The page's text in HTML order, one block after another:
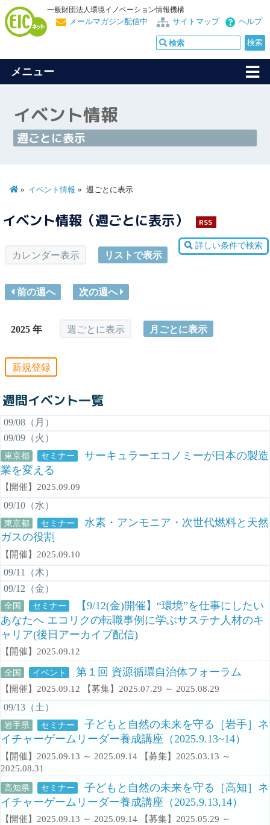
一般財団法人環境イノベーション情報機構
ヘルプ
サイトマップ
メールマガジン配信中
メニュー
イベント情報
週ごとに表示
イベント情報 週ごとに表示
イベント情報（週ごとに表示） RSS
詳しい条件で検索
カレンダー表示 リストで表示
前の週へ 次の週へ
2025 年 週ごとに表示 月ごとに表示
新規登録
週間イベント一覧
09/08（月）
09/09（火）
東京都 セミナー
サーキュラーエコノミーが日本の製造
業を変える
【開催】2025.09.09
09/10（水）
東京都 セミナー
水素・アンモニア・次世代燃料と天然
ガスの役割
【開催】2025.09.10
09/11（木）
09/12（金）
全国 セミナー
【9/12(金)開催】“環境”を仕事にしたい
あなたへ エコリクの転職事例に学ぶサステナ人材のキ
ャリア(後日アーカイブ配信)
【開催】2025.09.12
全国 イベント 第１回 資源循環自治体フォーラム
【開催】2025.09.12 【募集】2025.07.29 ～ 2025.08.29
09/13（土）
岩手県 セミナー
子どもと自然の未来を守る［岩手］ネ
イチャーゲームリーダー養成講座（2025.9.13~14）
【開催】2025.09.13 ～ 2025.09.14 【募集】2025.03.13 ～
2025.08.31
高知県 セミナー
子どもと自然の未来を守る［高知］ネ
イチャーゲームリーダー養成講座（2025.9.13,14）
【開催】2025.09.13 ～ 2025.09.14 【募集】2025.05.29 ～